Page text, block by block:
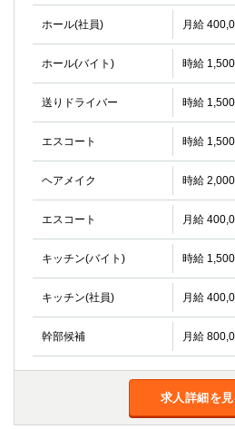
ホール(社員) 月給
ホール(バイト) 時給
送りドライバー 時給
エスコート 時給
ヘアメイク 時給
エスコート 月給
キッチン(バイト) 時給
キッチン(社員) 月給
幹部候補 月給
求人詳細を見